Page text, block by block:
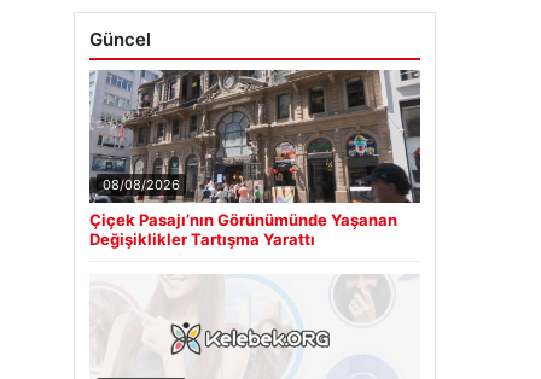
Güncel
08/08/2026
Çiçek Pasajı’nın Görünümünde Yaşanan
Değişiklikler Tartışma Yarattı